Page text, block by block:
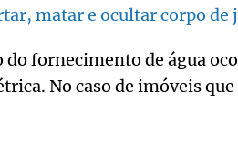
matar e ocultar corpo de
do fornecimento de água
No caso de imóveis